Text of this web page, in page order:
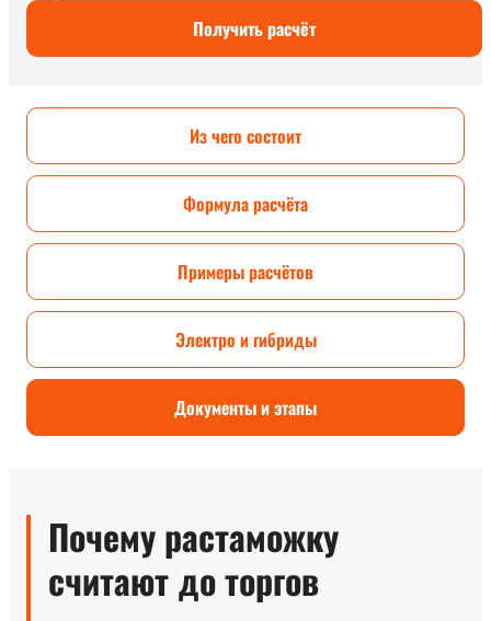
Получить расчёт
Из чего состоит
Формула расчёта
Примеры расчётов
Электро и гибриды
Документы и этапы
Почему растаможку
считают до торгов